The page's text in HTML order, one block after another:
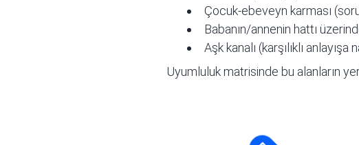
Çocuk-ebeveyn karması
Babanın/annenin hattı
Aşk kanalı (karşılıklı anlayışa
Uyumluluk matrisinde bu alanların